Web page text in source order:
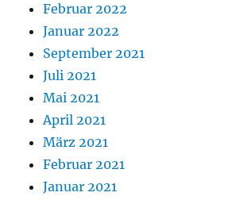
Februar 2022
Januar 2022
September 2021
Juli 2021
Mai 2021
April 2021
März 2021
Februar 2021
Januar 2021